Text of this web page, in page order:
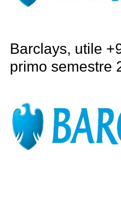
Barclays, utile
primo semestre